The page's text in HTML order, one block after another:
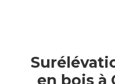
en bois à